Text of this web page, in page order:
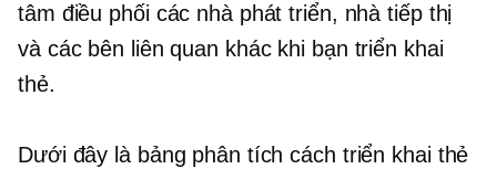
tâm điều phối các nhà phát triển, nhà tiếp thị
và các bên liên quan khác khi bạn triển khai
thẻ.
Dưới đây là bảng phân tích cách triển khai thẻ